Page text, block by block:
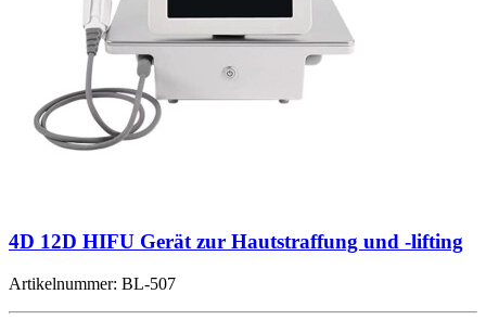
4D 12D HIFU Gerät zur Hautstraffung und -lifting
Artikelnummer: BL-507